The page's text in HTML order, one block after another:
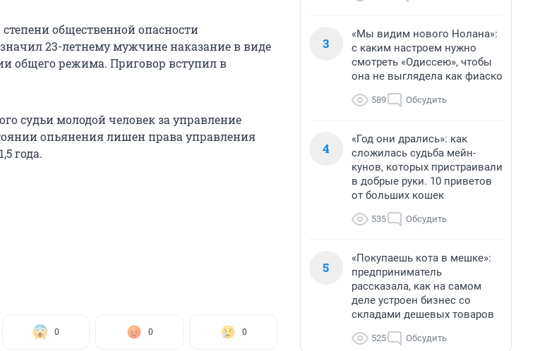
общественной опасности
23-летнему мужчине наказание в виде
общего режима. Приговор вступил в
судьи молодой человек за управление
опьянения лишен права управления
года.
0 0 0
3
«Мы видим нового Нолана»:
с каким настроем нужно
смотреть «Одиссею», чтобы
она не выглядела как фиаско
589 Обсудить
4
«Год они дрались»: как
сложилась судьба мейн-
кунов, которых пристраивали
в добрые руки. 10 приветов
от больших кошек
535 Обсудить
5
«Покупаешь кота в мешке»:
предприниматель
рассказала, как на самом
деле устроен бизнес со
складами дешевых товаров
525 Обсудить